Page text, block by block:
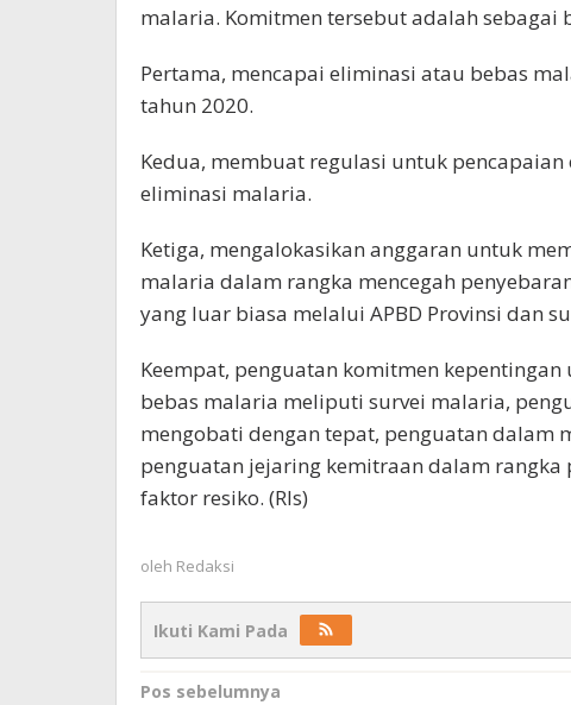
malaria. Komitmen tersebut adalah sebagai
Pertama, mencapai eliminasi atau bebas
tahun 2020.
Kedua, membuat regulasi untuk
eliminasi malaria.
Ketiga, mengalokasikan anggaran untuk
malaria dalam rangka mencegah
yang luar biasa melalui APBD Provinsi dan
Keempat, penguatan komitmen
bebas malaria meliputi survei malaria,
mengobati dengan tepat, penguatan dalam
penguatan jejaring kemitraan dalam
faktor resiko. (Rls)
oleh Redaksi
Ikuti Kami Pada
Navigasi
Pos sebelumnya